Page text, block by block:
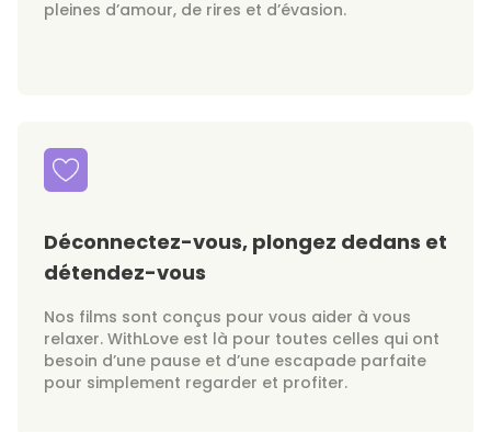
pleines d’amour, de rires et d’évasion.
Déconnectez-vous, plongez dedans et
détendez-vous
Nos films sont conçus pour vous aider à vous
relaxer. WithLove est là pour toutes celles qui ont
besoin d’une pause et d’une escapade parfaite
pour simplement regarder et profiter.